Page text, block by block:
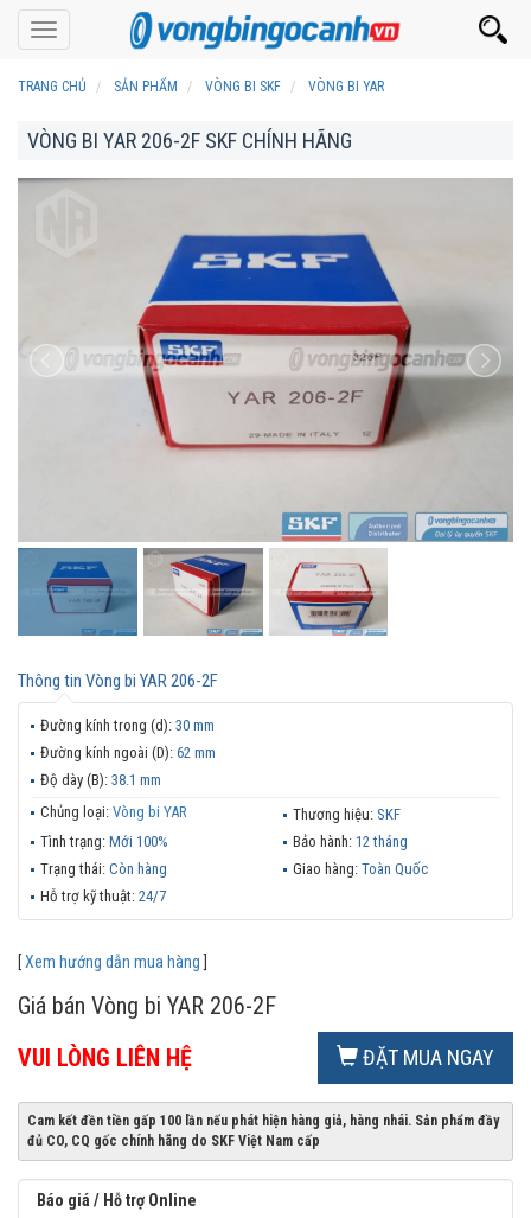
Toggle
navigation
TRANG CHỦ SẢN PHẨM VÒNG BI SKF VÒNG BI YAR
VÒNG BI YAR 206-2F SKF CHÍNH HÃNG
Thông tin Vòng bi YAR 206-2F
Đường kính trong (d): 30 mm
Đường kính ngoài (D): 62 mm
Độ dày (B): 38.1 mm
Chủng loại: Vòng bi YAR Thương hiệu: SKF
Tình trạng: Mới 100% Bảo hành: 12 tháng
Trạng thái: Còn hàng Giao hàng: Toàn Quốc
Hỗ trợ kỹ thuật: 24/7
[Xem hướng dẫn mua hàng
Giá bán Vòng bi YAR 206-2F
VUI LÒNG LIÊN HỆ
ĐẶT MUA NGAY
Cam kết đền tiền gấp 100 lần nếu phát hiện hàng giả, hàng nhái. Sản phẩm đầy
đủ CO, CQ gốc chính hãng do SKF Việt Nam cấp
Báo giá / Hỗ trợ Online